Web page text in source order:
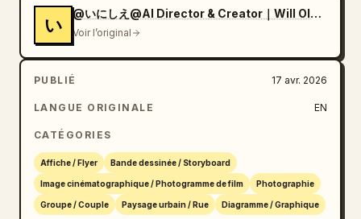
    "middle_left_section": {
      "label": "藤木ハル",
      "full_body_turnaround": { "count": 4,
"Vue 3/4"], "outfit": "long gilet beige, haut
marron, pantalon large marron" },
      "facial_expressions": { "count": 3 },
      "details": { "count": 3, "description":
"gros plans sur les mains, le col et les
cheveux" },
い
@いにしえ@AI Director & Creator｜Will Oldgram
Voir l’original
PUBLIÉ 17 avr. 2026
LANGUE ORIGINALE EN
CATÉGORIES
Affiche / Flyer Bande dessinée / Storyboard
Image cinématographique / Photogramme de film Photographie
Groupe / Couple Paysage urbain / Rue Diagramme / Graphique